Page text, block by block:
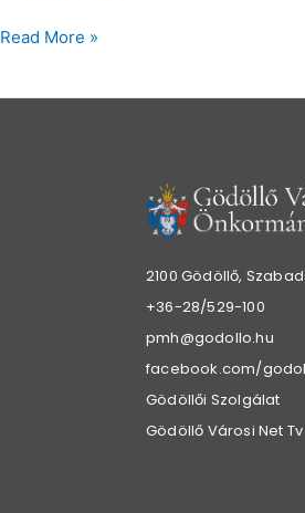
Read More »
2100 Gödöllő,
+36-28/529-100
pmh@godollo.hu
facebook.com/
Gödöllői Szolgálat
Gödöllő Városi Net Tv